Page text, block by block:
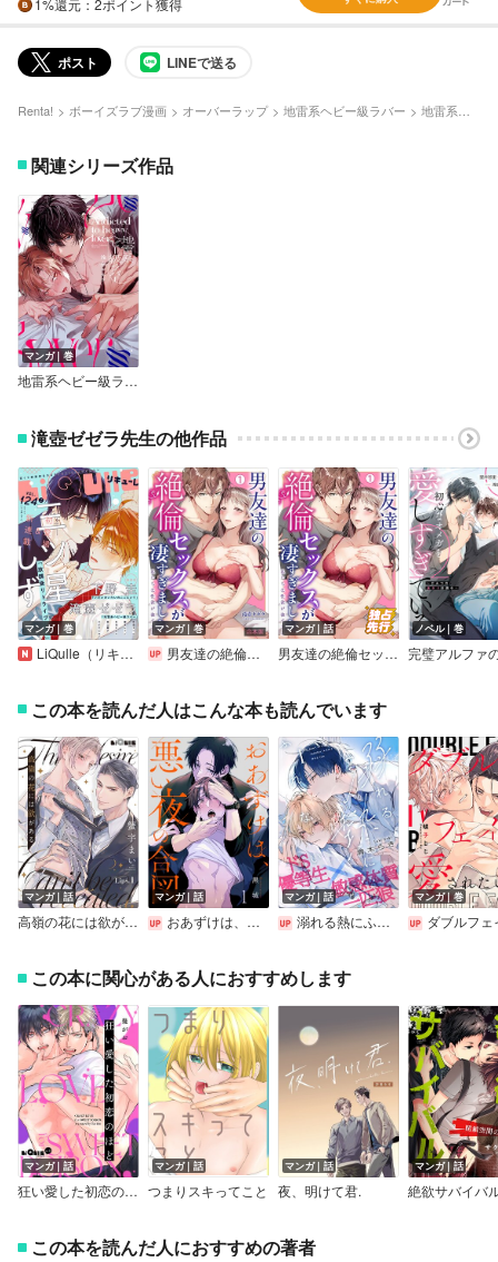
ポスト LINEで送る
Renta! ボーイズラブ漫画 オーバーラップ 地雷系ヘビー級ラバー
関連シリーズ作品
マンガ｜巻
地雷系ヘビー級ラバー【単行本版】【電子限定描き下ろし付き】
滝壺ゼゼラ先生の他作品
マンガ｜巻
LiQulle（リキューレ） VOL.124－1
マンガ｜巻
男友達の絶倫セックスが凄すぎました～私たちは性欲が強すぎる【合本版】
マンガ｜話
男友達の絶倫セックスが凄すぎました～私たちは性欲が強すぎる
ノベル｜巻
この本を読んだ人はこんな本も読んでいます
マンガ｜話
高嶺の花には欲がある
マンガ｜話
おあずけは、悪い夜の合図
マンガ｜話
溺れる熱にふれないで
マンガ｜巻
ダブルフェイスに愛され
この本に関心がある人におすすめします
マンガ｜話
狂い愛した初恋のほど
マンガ｜話
つまりスキってこと
マンガ｜話
夜、明けて君.
マンガ｜話
この本を読んだ人におすすめの著者